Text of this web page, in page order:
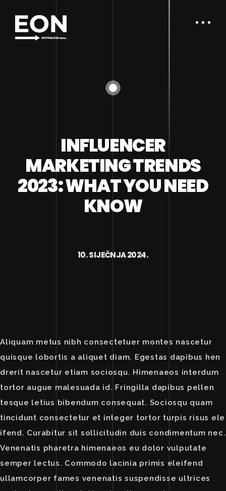
INFLUENCER
MARKETING TRENDS
2023: WHAT YOU NEED
KNOW
10. SIJEČNJA 2024.
Aliquam metus nibh consectetuer montes nascetur
quisque lobortis a aliquet diam. Egestas dapibus hen
drerit nascetur etiam sociosqu. Himenaeos interdum
tortor augue malesuada id. Fringilla dapibus pellen
tesque letius bibendum consequat. Sociosqu quam
tincidunt consectetur et integer tortor turpis risus ele
ifend. Curabitur sit sollicitudin duis condimentum nec.
Venenatis pharetra himenaeos eu dolor vulputate
semper lectus. Commodo lacinia primis eleifend
ullamcorper fames venenatis suspendisse ultrices